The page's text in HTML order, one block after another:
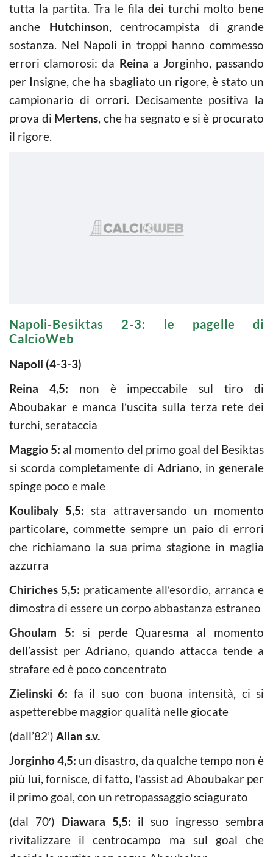
tutta la partita. Tra le fila dei turchi molto bene
anche Hutchinson, centrocampista di grande
sostanza. Nel Napoli in troppi hanno commesso
errori clamorosi: da Reina a Jorginho, passando
per Insigne, che ha sbagliato un rigore, è stato un
campionario di orrori. Decisamente positiva la
prova di Mertens, che ha segnato e si è procurato
il rigore.
Napoli-Besiktas 2-3: le pagelle di
CalcioWeb
Napoli (4-3-3)
Reina 4,5: non è impeccabile sul tiro di
Aboubakar e manca l’uscita sulla terza rete dei
turchi, serataccia
Maggio 5: al momento del primo goal del Besiktas
si scorda completamente di Adriano, in generale
spinge poco e male
Koulibaly 5,5: sta attraversando un momento
particolare, commette sempre un paio di errori
che richiamano la sua prima stagione in maglia
azzurra
Chiriches 5,5: praticamente all’esordio, arranca e
dimostra di essere un corpo abbastanza estraneo
Ghoulam 5: si perde Quaresma al momento
dell’assist per Adriano, quando attacca tende a
strafare ed è poco concentrato
Zielinski 6: fa il suo con buona intensità, ci si
aspetterebbe maggior qualità nelle giocate
(dall’82’) Allan s.v.
Jorginho 4,5: un disastro, da qualche tempo non è
più lui, fornisce, di fatto, l’assist ad Aboubakar per
il primo goal, con un retropassaggio sciagurato
(dal 70′) Diawara 5,5: il suo ingresso sembra
rivitalizzare il centrocampo ma sul goal che